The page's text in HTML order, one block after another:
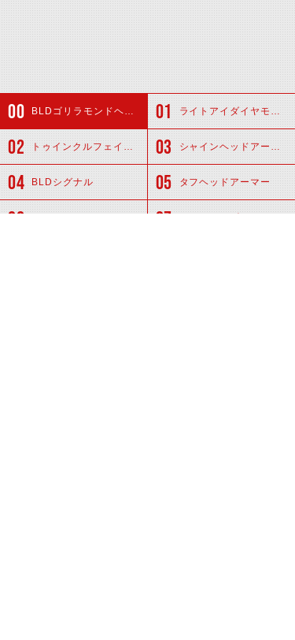
BLDゴリラモンドヘッド ライトアイダイヤモンド
トゥインクルフェイスモジュール シャインヘッドアーマー
BLDシグナル タフヘッドアーマー